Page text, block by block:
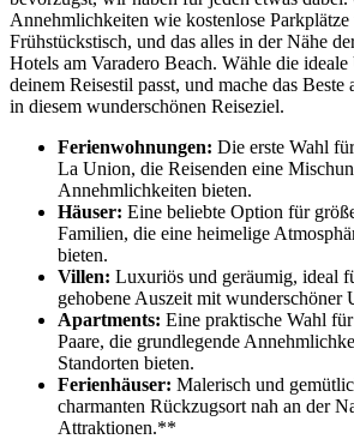
Annehmlichkeiten wie kostenlose Parkplätze
Frühstückstisch, und das alles in der Nähe
Hotels am Varadero Beach. Wähle die
deinem Reisestil passt, und mache das
in diesem wunderschönen Reiseziel.
Ferienwohnungen: Die erste Wahl
La Union, die Reisenden eine
Annehmlichkeiten bieten.
Häuser: Eine beliebte Option für
Familien, die eine heimelige
bieten.
Villen: Luxuriös und geräumig, ideal
gehobene Auszeit mit wunderschöner
Apartments: Eine praktische Wahl
Paare, die grundlegende
Standorten bieten.
Ferienhäuser: Malerisch und
charmanten Rückzugsort nah an der
Attraktionen.**